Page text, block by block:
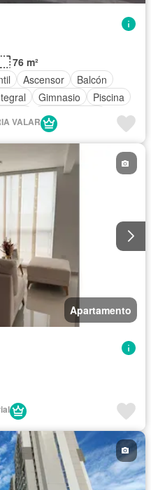
76 m²
Ascensor
Balcón
Gimnasio
Piscina
Permite niños
VALAR
Apartamento